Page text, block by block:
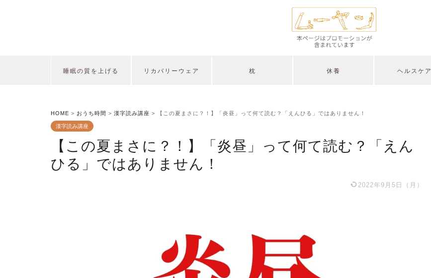
睡眠の質を上げる リカバリーウェア 枕 休養 ヘルスケア
HOME > おうち時間 > 漢字読み講座 > 【この夏まさに？！】「炎昼」って何て読む？「えんひる」ではありません！
漢字読み講座
【この夏まさに？！】「炎昼」って何て読む？「えん
ひる」ではありません！
2022年9月5日（月）